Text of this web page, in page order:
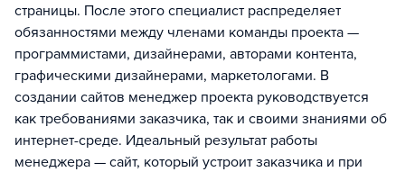
страницы. После этого специалист распределяет
обязанностями между членами команды проекта —
программистами, дизайнерами, авторами контента,
графическими дизайнерами, маркетологами. В
создании сайтов менеджер проекта руководствуется
как требованиями заказчика, так и своими знаниями об
интернет-среде. Идеальный результат работы
менеджера — сайт, который устроит заказчика и при